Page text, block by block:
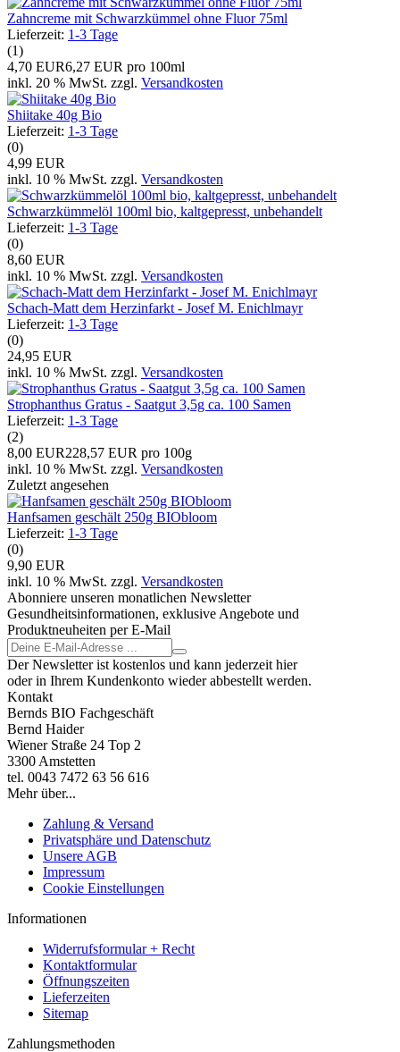
Zahncreme mit Schwarzkümmel ohne Fluor 75ml
Lieferzeit: 1-3 Tage
(1)
4,70 EUR6,27 EUR pro 100ml
inkl. 20 % MwSt. zzgl. Versandkosten
Shiitake 40g Bio
Lieferzeit: 1-3 Tage
(0)
4,99 EUR
inkl. 10 % MwSt. zzgl. Versandkosten
Schwarzkümmelöl 100ml bio, kaltgepresst, unbehandelt
Lieferzeit: 1-3 Tage
(0)
8,60 EUR
inkl. 10 % MwSt. zzgl. Versandkosten
Schach-Matt dem Herzinfarkt - Josef M. Enichlmayr
Lieferzeit: 1-3 Tage
(0)
24,95 EUR
inkl. 10 % MwSt. zzgl. Versandkosten
Strophanthus Gratus - Saatgut 3,5g ca. 100 Samen
Lieferzeit: 1-3 Tage
(2)
8,00 EUR228,57 EUR pro 100g
inkl. 10 % MwSt. zzgl. Versandkosten
Zuletzt angesehen
Hanfsamen geschält 250g BIObloom
Lieferzeit: 1-3 Tage
(0)
9,90 EUR
inkl. 10 % MwSt. zzgl. Versandkosten
Abonniere unseren monatlichen Newsletter
Gesundheitsinformationen, exklusive Angebote und
Produktneuheiten per E-Mail
Der Newsletter ist kostenlos und kann jederzeit hier
oder in Ihrem Kundenkonto wieder abbestellt werden.
Kontakt
Bernds BIO Fachgeschäft
Bernd Haider
Wiener Straße 24 Top 2
3300 Amstetten
tel. 0043 7472 63 56 616
Mehr über...
Zahlung & Versand
Privatsphäre und Datenschutz
Unsere AGB
Impressum
Cookie Einstellungen
Informationen
Widerrufsformular + Recht
Kontaktformular
Öffnungszeiten
Lieferzeiten
Sitemap
Zahlungsmethoden